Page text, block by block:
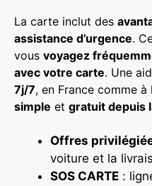
La carte inclut des
assistance d’urgence.
vous voyagez
avec votre carte. Une
7j/7, en France comme à
simple et gratuit depuis
Offres
voiture et la
SOS CARTE :